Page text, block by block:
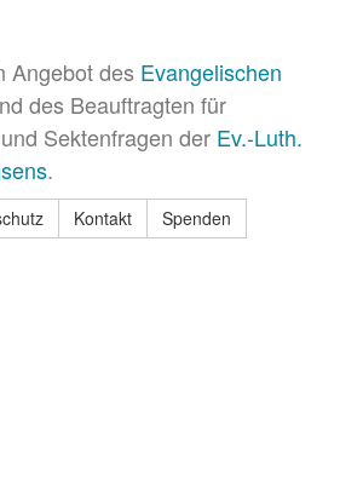
Angebot des Evangelischen
des Beauftragten für
Sektenfragen der Ev.-Luth.
.
Kontakt
Spenden